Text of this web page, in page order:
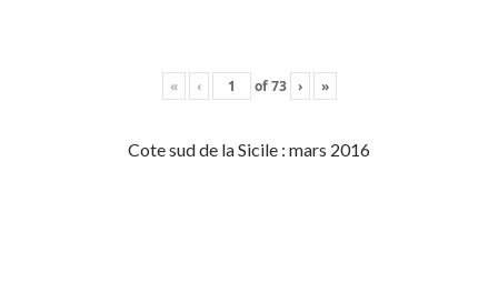
« ‹ of73 › »
Cote sud de la Sicile : mars 2016